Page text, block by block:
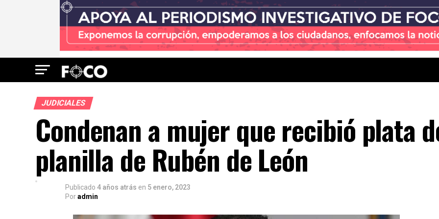
JUDICIALES
Condenan a mujer que recibió plata
planilla de Rubén de León
Publicado 4 años atrás en 5 enero, 2023
Poradmin